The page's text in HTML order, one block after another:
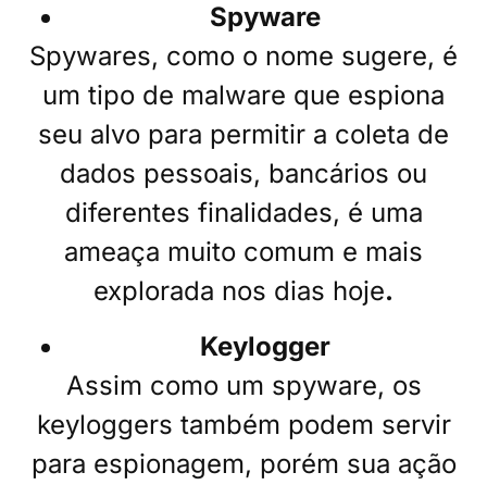
Spyware
Spywares, como o nome sugere, é
um tipo de malware que espiona
seu alvo para permitir a coleta de
dados pessoais, bancários ou
diferentes finalidades, é uma
ameaça muito comum e mais
explorada nos dias hoje.
Keylogger
Assim como um spyware, os
keyloggers também podem servir
para espionagem, porém sua ação